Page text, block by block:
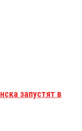
запустят в